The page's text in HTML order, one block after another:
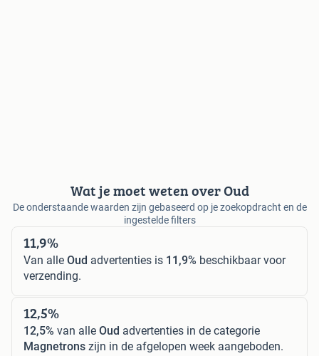
Wat je moet weten over Oud
De onderstaande waarden zijn gebaseerd op je zoekopdracht en de
ingestelde filters
11,9%
Van alle Oud advertenties is 11,9% beschikbaar voor
verzending.
12,5%
12,5% van alle Oud advertenties in de categorie
Magnetrons zijn in de afgelopen week aangeboden.